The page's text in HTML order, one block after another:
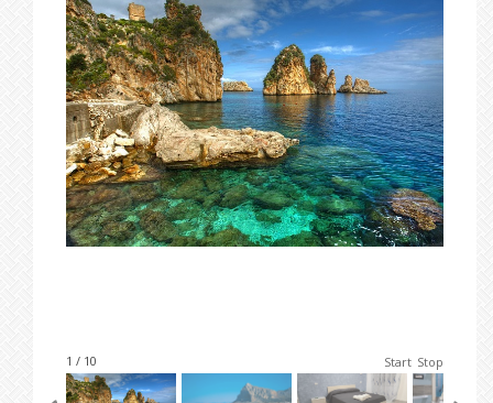
1 / 10 Start Stop